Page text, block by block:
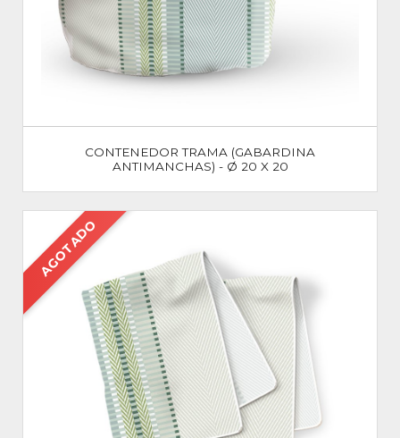
CONTENEDOR TRAMA (GABARDINA
ANTIMANCHAS) - Ø 20 X 20
AGOTADO